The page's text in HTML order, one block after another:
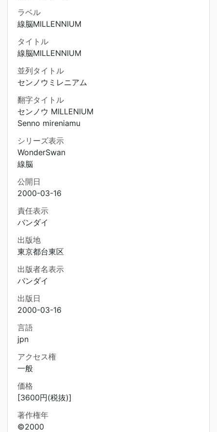
ラベル
線脳MILLENNIUM
タイトル
線脳MILLENNIUM
並列タイトル
センノウミレニアム
翻字タイトル
センノウ MILLENIUM
Senno mireniamu
シリーズ表示
WonderSwan
線脳
公開日
2000-03-16
責任表示
バンダイ
出版地
東京都台東区
出版者名表示
バンダイ
出版日
2000-03-16
言語
jpn
アクセス権
一般
価格
[3600円(税抜)]
著作権年
©2000